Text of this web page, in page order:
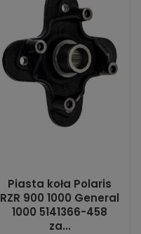
Piasta koła Polaris
RZR 900 1000 General
1000 5141366-458
za...